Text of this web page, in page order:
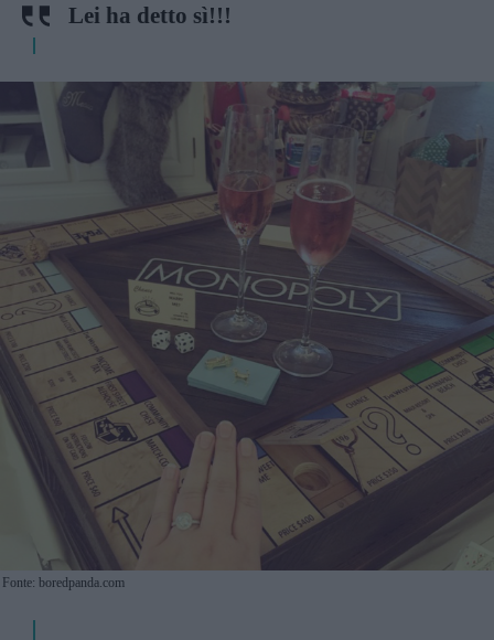
Lei ha detto sì!!!
Fonte: boredpanda.com